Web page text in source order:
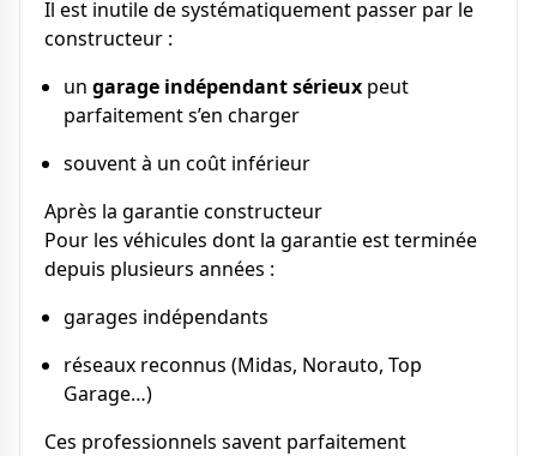
Il est inutile de systématiquement passer par le
constructeur :
un garage indépendant sérieux peut
parfaitement s’en charger
souvent à un coût inférieur
Après la garantie constructeur
Pour les véhicules dont la garantie est terminée
depuis plusieurs années :
garages indépendants
réseaux reconnus (Midas, Norauto, Top
Garage…)
Ces professionnels savent parfaitement